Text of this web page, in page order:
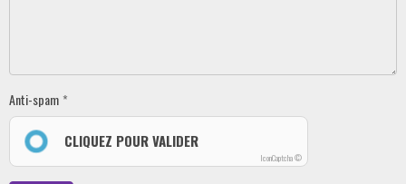
Anti-spam
CLIQUEZ POUR VALIDER
IconCaptcha ©